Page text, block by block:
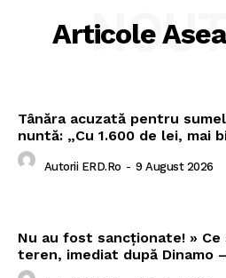
Articole
Tânăra acuzată pentru
nuntă: „Cu 1.600 de lei, mai
Autorii ERD.ro - 9 August 2026
Nu au fost sancționate! »
teren, imediat după Dinamo